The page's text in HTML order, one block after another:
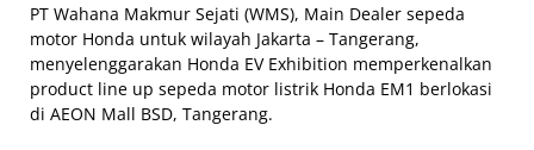
PT Wahana Makmur Sejati (WMS), Main Dealer sepeda
motor Honda untuk wilayah Jakarta – Tangerang,
menyelenggarakan Honda EV Exhibition memperkenalkan
product line up sepeda motor listrik Honda EM1 berlokasi
di AEON Mall BSD, Tangerang.